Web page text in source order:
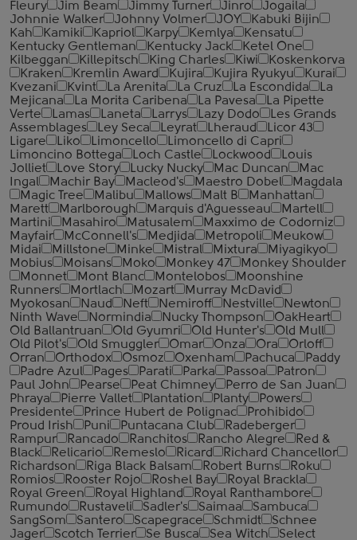
Fleury
Jim Beam Jimmy Turner Jinro
Jogaila
Johnnie Walker
Johnny Volmer JOY
Kabuki Bijin
Kah
Kamiki Kapriol Karpy Kemlya
Kensatu
Kentucky Gentleman
Kentucky Jack
Ketel One
Kilbeggan
Killepitsch King Charles Kiwi
Koskenkorva
Kraken
Kremlin Award Kujira Kujira Ryukyu
Kurai
Kvezani
Kvint La Arenita La Cruz La Escondida
La
Mejicana
La Morita Caribena La Pavesa
La Pipette
Verte
Lamas Laneta Larrys Lazy Dodo
Les Grands
Assemblages
Ley Seca Leyrat Lheraud
Licor 43
Ligare
Liko Limoncello
Limoncello di Capri
Limoncino Bottega
Loch Castle Lockwood
Louis
Jolliet
Love Story Lucky Nucky Mac Duncan
Mac
Ingal
Machir Bay Macleod's Maestro Dobel
Magdala
Magic Tree
Malibu Mallows Malt B
Manhattan
Marett
Marlborough Marquis d'Aguesseau
Martell
Martini
Masahiro Matusalem
Maxximo de Codorniz
Mayfair
McConnell's Medjida Metropoli
Meukow
Midai
Millstone Minke Mistral Mixtura
Miyagikyo
Mobius
Moisans Moko Monkey 47
Monkey Shoulder
Monnet
Mont Blanc Montelobos
Moonshine
Runners
Mortlach Mozart
Murray McDavid
Myokosan
Naud Neft Nemiroff Nestville
Newton
Ninth Wave
Normindia Nucky Thompson
OakHeart
Old Ballantruan
Old Gyumri Old Hunter's
Old Mull
Old Pilot's
Old Smuggler Omar Onza Ora
Orloff
Orran
Orthodox Osmoz Oxenham Pachuca
Paddy
Padre Azul
Pages Parati Parka Passoa
Patron
Paul John
Pearse Peat Chimney
Perro de San Juan
Phraya
Pierre Vallet Plantation Planty
Powers
Presidente
Prince Hubert de Polignac
Prohibido
Proud Irish
Puni Puntacana Club
Radeberger
Rampur
Rancado Ranchitos Rancho Alegre
Red &
Black
Relicario Remeslo Ricard
Richard Chancellor
Richardson
Riga Black Balsam Robert Burns
Roku
Romios
Rooster Rojo Roshel Bay
Royal Brackla
Royal Green
Royal Highland
Royal Ranthambore
Rumundo
Rustaveli Sadler's Saimaa
Sambuca
SangSom
Santero Scapegrace Schmidt
Schnee
Jager
Scotch Terrier Se Busca Sea Witch
Select